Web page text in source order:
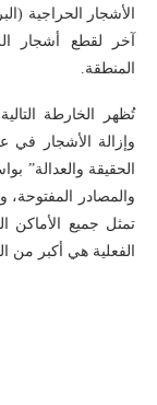
الأشجار الحراجية
آخر لقطع أشجار
المنطقة.
تُظهر الخارطة
وإزالة الأشجار
الحقيقة والعدالة”
تمثل جميع الأماكن
الفعلية هي أكبر من